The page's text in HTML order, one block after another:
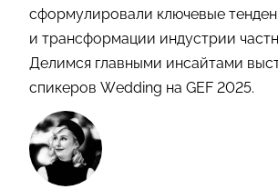
сформулировали ключевые
и трансформации индустрии
Делимся главными инсайтами
спикеров Wedding на GEF 2025.